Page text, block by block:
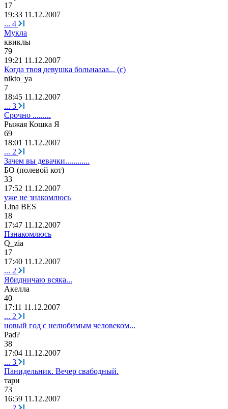
17
19:33 11.12.2007
... 4
Мукла
квиклы
79
19:21 11.12.2007
Когда твоя девушка больнаааа... (с)
nikto_ya
7
18:45 11.12.2007
... 3
Срочно .........
Рыжая Кошка Я
69
18:01 11.12.2007
... 2
Зачем вы девачки............
БО (полевой кот)
33
17:52 11.12.2007
уже не знакомлюсь
Lina BES
18
17:47 11.12.2007
Пзнакомлюсь
Q_zia
17
17:40 11.12.2007
... 2
Ябидничаю всяка...
Акелла
40
17:11 11.12.2007
... 2
новый год с нелюбимым человеком...
Pad?
38
17:04 11.12.2007
... 3
Панидельник. Вечер свабодный.
тaри
73
16:59 11.12.2007